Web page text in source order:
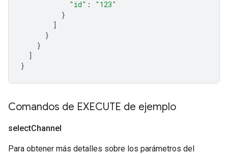
"id" :
"123"
}
]
}
}
]
}
Comandos de EXECUTE de ejemplo
selectChannel
Para obtener más detalles sobre los parámetros del